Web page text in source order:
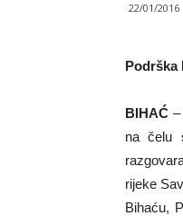
22/01/2016
Podrška
BIHAĆ –
na čelu
rijeke
Bihaću,